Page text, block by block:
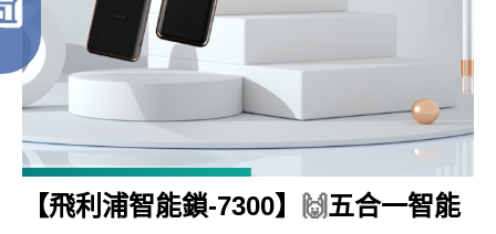
【飛利浦智能鎖-7300】 🙌五合一智能